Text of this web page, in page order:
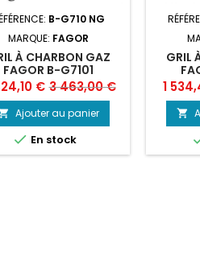
B-G710 NG
MARQUE: FAGOR
À CHARBON GAZ
FAGOR B-G7101
€ Prix
base
3 463,00 €
Ajouter au panier
 En stock
GRIL
Prix
1
